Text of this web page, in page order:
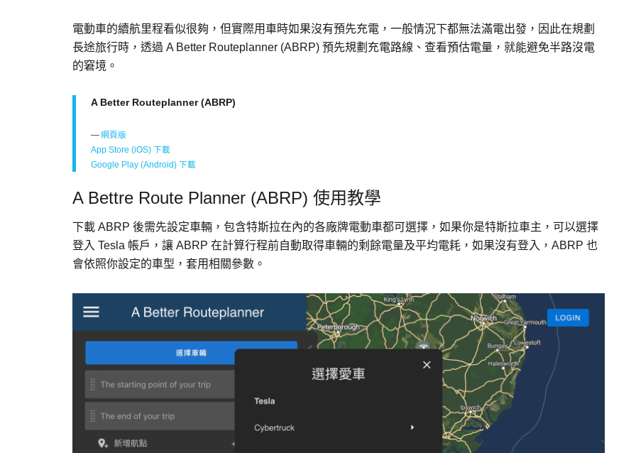
電動車的續航里程看似很夠，但實際用車時如果沒有預先充電，一般情況下都無法滿電出發，因此在規劃
長途旅行時，透過 A Better Routeplanner (ABRP) 預先規劃充電路線、查看預估電量，就能避免半路沒電
的窘境。
A Better Routeplanner (ABRP)
網頁版
App Store (iOS) 下載
Google Play (Android) 下載
A Bettre Route Planner (ABRP) 使用教學
下載 ABRP 後需先設定車輛，包含特斯拉在內的各廠牌電動車都可選擇，如果你是特斯拉車主，可以選擇
登入 Tesla 帳戶，讓 ABRP 在計算行程前自動取得車輛的剩餘電量及平均電耗，如果沒有登入，ABRP 也
會依照你設定的車型，套用相關參數。